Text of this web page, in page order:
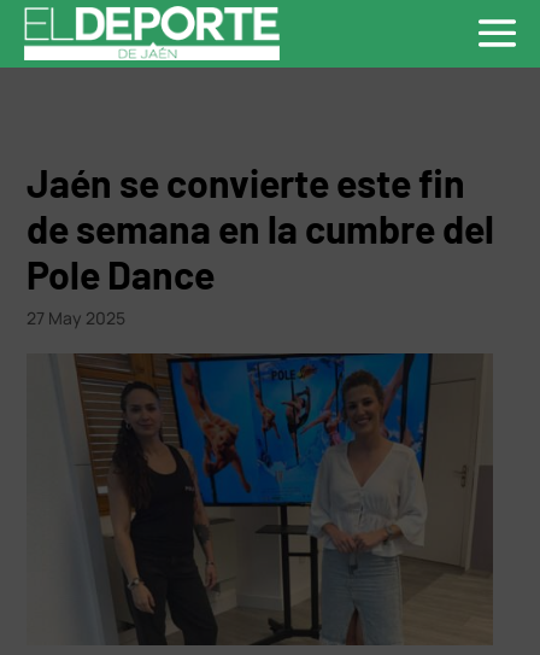
Jaén se convierte este fin
de semana en la cumbre del
Pole Dance
27 May 2025